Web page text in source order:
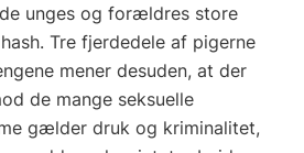
unges og forældres store
Tre fjerdedele af pigerne
mener desuden, at der
de mange seksuelle
gælder druk og kriminalitet,